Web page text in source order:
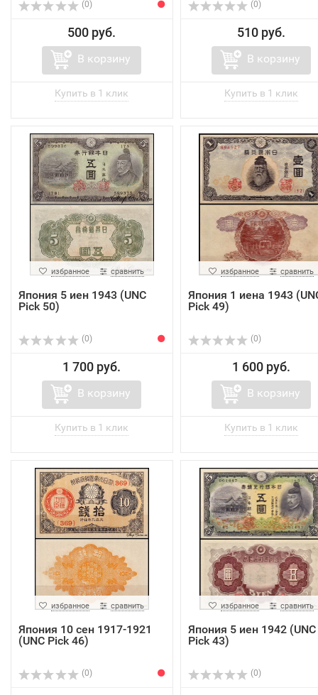
(0)
500 руб.
В корзину
(0)
510 руб.
В корзину
избранное сравнить
Япония 5 иен 1943 (UNC
Pick 50)
(0)
1 700 руб.
В корзину
избранное сравнить
Япония 1 иена 1943
Pick 49)
(0)
1 600 руб.
В корзину
избранное сравнить
Япония 10 cен 1917-1921
(UNC Pick 46)
(0)
избранное сравнить
Япония 5 иен 1942 (UNC
Pick 43)
(0)